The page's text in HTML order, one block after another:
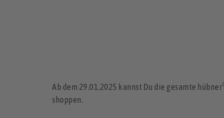
Ab dem 29.01.2025 kannst Du die gesamte hübner
shoppen.